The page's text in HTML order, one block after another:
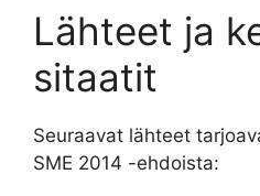
Lähteet ja
sitaatit
Seuraavat lähteet
SME 2014 -ehdoista: